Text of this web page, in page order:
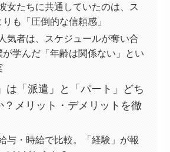
女たちに共通していたのは、ス
りも「圧倒的な信頼感」
気者は、スケジュールが奪い合
が学んだ「年齢は関係ない」とい
は「派遣」と「パート」どち
？メリット・デメリットを徹
与・時給で比較。「経験」が報